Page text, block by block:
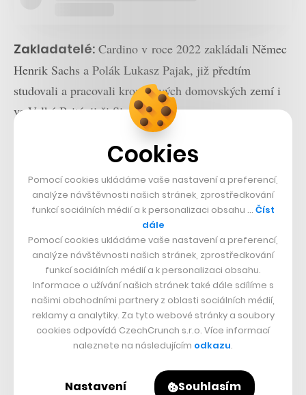
Zakladatelé: Cardino v roce 2022 zakládali Němec
Henrik Sachs a Polák Lukasz Pajak, již předtím
studovali a pracovali kromě svých domovských zemí i
ve Velké Británii či Singapuru.
Cookies
Pomocí cookies ukládáme vaše nastavení a preferencí,
analýze návštěvnosti našich stránek, zprostředkování
funkcí sociálních médií a k personalizaci obsahu … Číst
dále
Pomocí cookies ukládáme vaše nastavení a preferencí,
analýze návštěvnosti našich stránek, zprostředkování
funkcí sociálních médií a k personalizaci obsahu.
Informace o užívání našich stránek také dále sdílíme s
našimi obchodními partnery z oblasti sociálních médií,
reklamy a analytiky. Za tyto webové stránky a soubory
cookies odpovídá CzechCrunch s.r.o. Více informací
naleznete na následujícím odkazu.
Nastavení Souhlasím